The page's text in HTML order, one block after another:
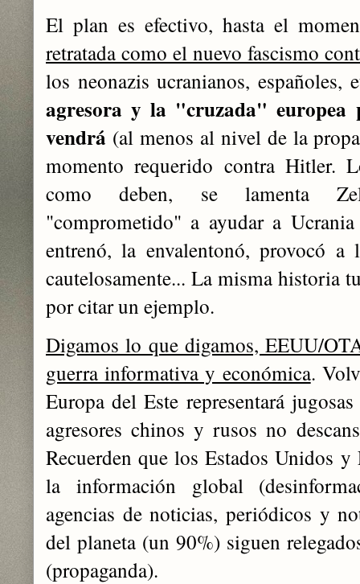
El plan es efectivo, hasta el
retratada como el nuevo fascismo
los neonazis ucranianos, españoles,
agresora y la "cruzada" europea
vendrá (al menos al nivel de la
momento requerido contra Hitler.
como deben, se lamenta
"comprometido" a ayudar a
entrenó, la envalentonó, provocó
cautelosamente... La misma historia
por citar un ejemplo.
Digamos lo que digamos, EEUU/
guerra informativa y económica.
Europa del Este representará
agresores chinos y rusos no
Recuerden que los Estados Unidos
la información global
agencias de noticias, periódicos y
del planeta (un 90%) siguen
(propaganda).